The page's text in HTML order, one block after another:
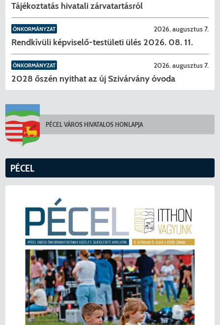
Tájékoztatás hivatali zárvatartásról
ÖNKORMÁNYZAT 2026. augusztus 7.
Rendkívüli képviselő-testületi ülés 2026. 08. 11.
ÖNKORMÁNYZAT 2026. augusztus 7.
2028 őszén nyithat az új Szivárvány óvoda
PÉCEL VÁROS HIVATALOS HONLAPJA
PÉCEL